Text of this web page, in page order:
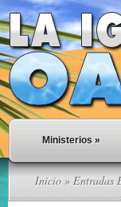
Ministerios »
Inicio » Entradas